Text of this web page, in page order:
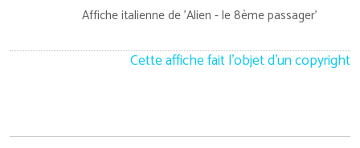
Affiche italienne de 'Alien - le 8ème passager'
Cette affiche fait l'objet d'un copyright